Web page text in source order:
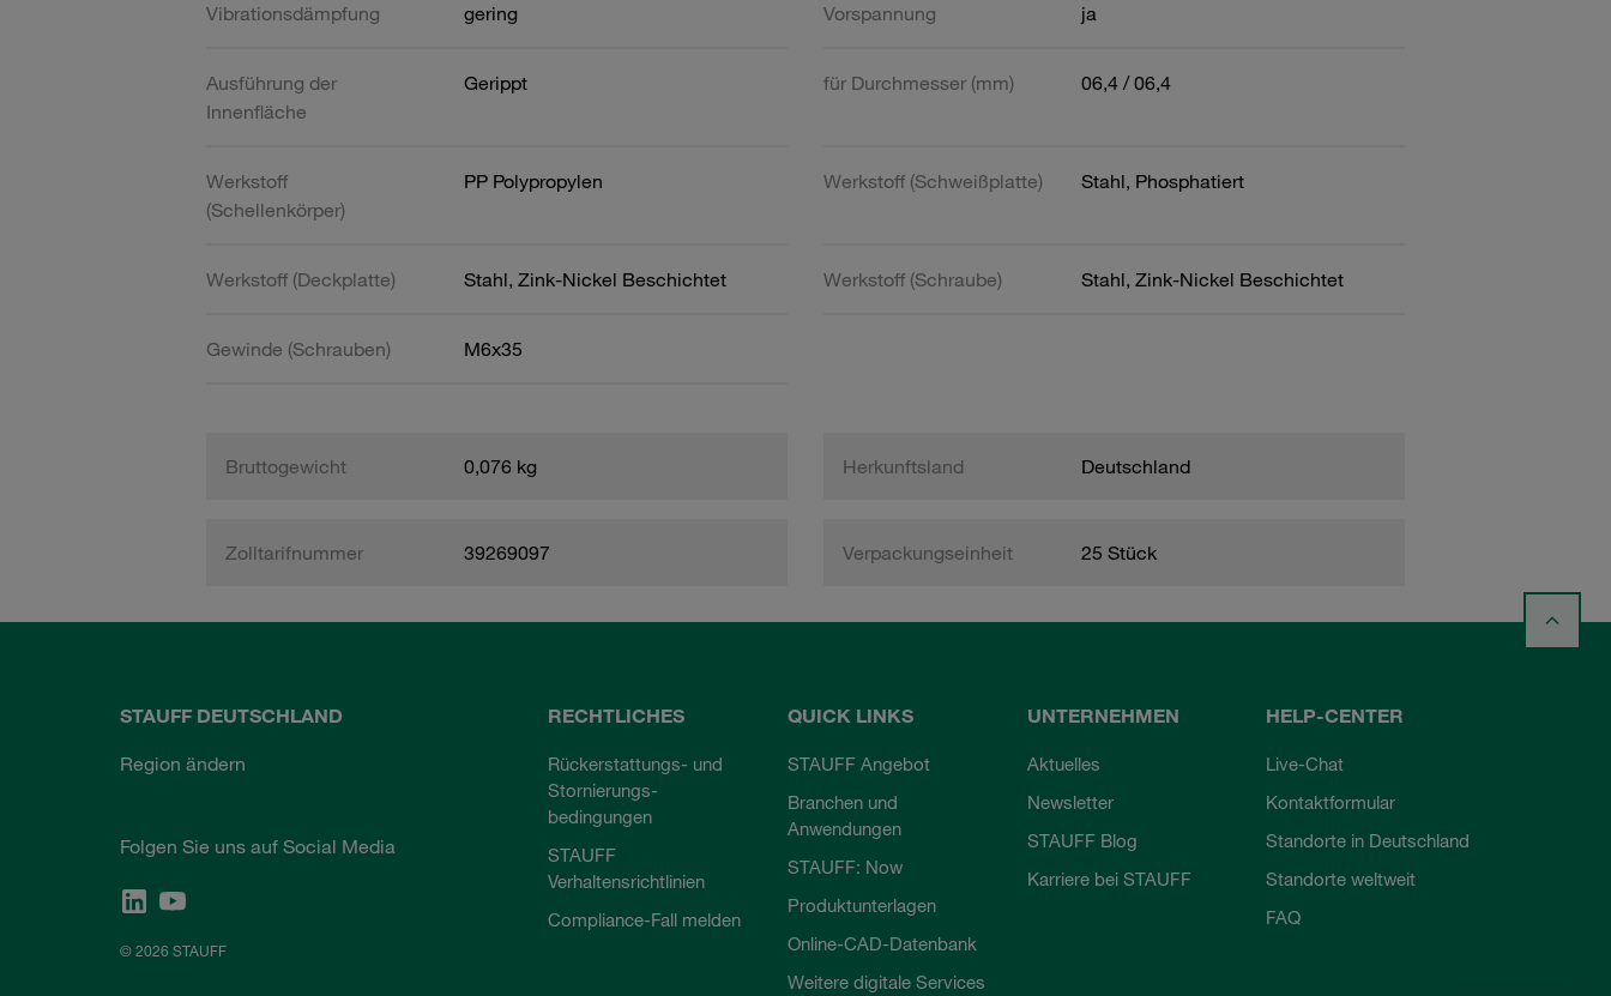
Vibrationsdämpfung gering Vorspannung ja
Ausführung der
Innenfläche
Gerippt für Durchmesser (mm) 06,4 / 06,4
Werkstoff
(Schellenkörper)
PP Polypropylen Werkstoff (Schweißplatte) Stahl, Phosphatiert
Werkstoff (Deckplatte) Stahl, Zink-Nickel Beschichtet Werkstoff (Schraube) Stahl, Zink-Nickel Beschichtet
Gewinde (Schrauben) M6x35
Bruttogewicht 0,076 kg Herkunftsland Deutschland
Zolltarifnummer 39269097 Verpackungseinheit 25 Stück
STAUFF DEUTSCHLAND
Region ändern
Folgen Sie uns auf Social Media
© 2026 STAUFF
RECHTLICHES
Rückerstattungs- und
Stornierungs-
bedingungen
STAUFF
Verhaltensrichtlinien
Compliance-Fall melden
QUICK LINKS
STAUFF Angebot
Branchen und
Anwendungen
STAUFF: Now
Produktunterlagen
Online-CAD-Datenbank
Weitere digitale Services
UNTERNEHMEN
Aktuelles
Newsletter
STAUFF Blog
Karriere bei STAUFF
HELP-CENTER
Live-Chat
Kontaktformular
Standorte in Deutschland
Standorte weltweit
FAQ